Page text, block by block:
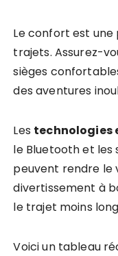
Le confort est
trajets. Assurez-
sièges
des aventures
Les technologies
le Bluetooth et les
peuvent rendre le
divertissement à
le trajet moins
Voici un tableau